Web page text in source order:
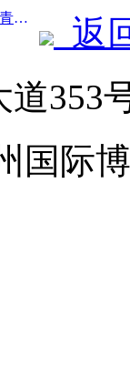
前一篇：清明假期拼假出行火热，踏青赏花带动多城客流增长
返
353
国